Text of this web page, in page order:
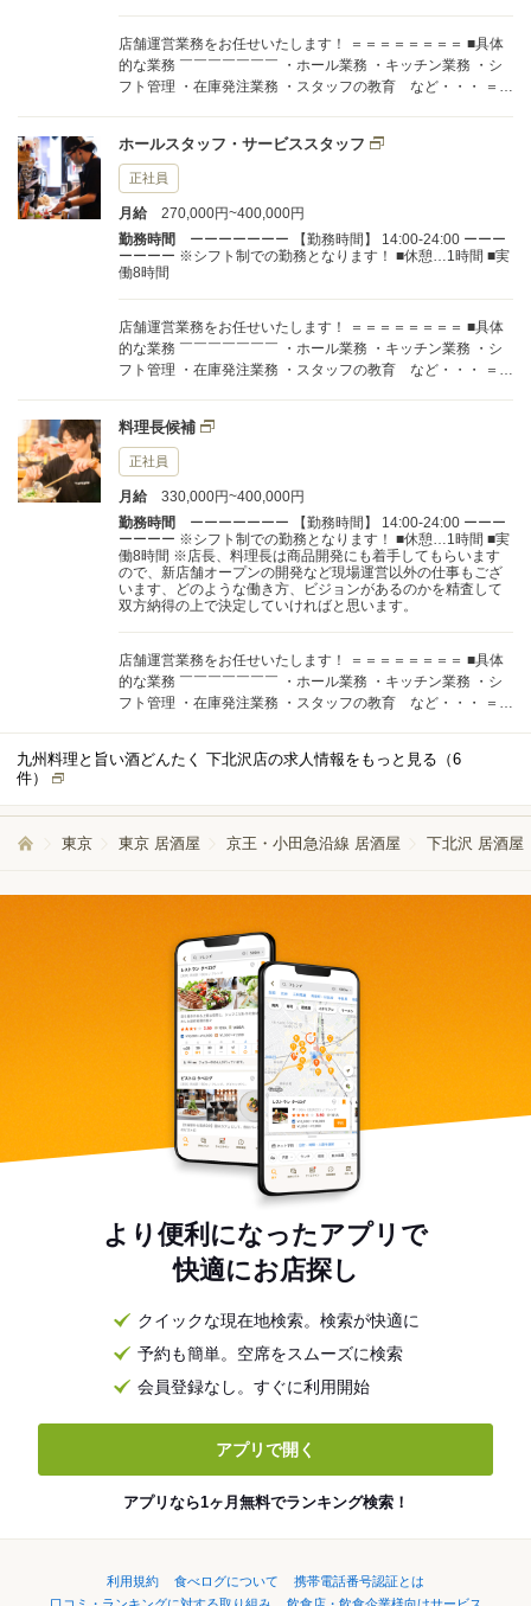
店舗運営業務をお任せいたします！ ＝＝＝＝＝＝＝＝ ■具体
的な業務 ￣￣￣￣￣￣￣ ・ホール業務 ・キッチン業務 ・シ
フト管理 ・在庫発注業務 ・スタッフの教育 など・・・ ＝＝
ホールスタッフ・サービススタッフ
正社員
月給
270,000円~400,000円
勤務時間
ーーーーーーー 【勤務時間】 14:00-24:00 ーーー
ーーーー ※シフト制での勤務となります！ ■休憩…1時間 ■実
働8時間
店舗運営業務をお任せいたします！ ＝＝＝＝＝＝＝＝ ■具体
的な業務 ￣￣￣￣￣￣￣ ・ホール業務 ・キッチン業務 ・シ
フト管理 ・在庫発注業務 ・スタッフの教育 など・・・ ＝＝
お店を持てるよう、独立支援もしております！ 一緒に夢を叶
えましょう！
料理長候補
正社員
月給
330,000円~400,000円
勤務時間
ーーーーーーー 【勤務時間】 14:00-24:00 ーーー
ーーーー ※シフト制での勤務となります！ ■休憩…1時間 ■実
働8時間 ※店長、料理長は商品開発にも着手してもらいます
ので、新店舗オープンの開発など現場運営以外の仕事もござ
います、どのような働き方、ビジョンがあるのかを精査して
双方納得の上で決定していければと思います。
店舗運営業務をお任せいたします！ ＝＝＝＝＝＝＝＝ ■具体
的な業務 ￣￣￣￣￣￣￣ ・ホール業務 ・キッチン業務 ・シ
フト管理 ・在庫発注業務 ・スタッフの教育 など・・・ ＝＝
九州料理と旨い酒どんたく 下北沢店の求人情報をもっと見る（6
件）
東京 東京 居酒屋 京王・小田急沿線 居酒屋 下北沢 居酒屋
より便利になったアプリで
快適にお店探し
クイックな現在地検索。検索が快適に
予約も簡単。空席をスムーズに検索
会員登録なし。すぐに利用開始
アプリで開く
アプリなら1ヶ月無料でランキング検索！
利用規約 食べログについて
携帯電話番号認証とは